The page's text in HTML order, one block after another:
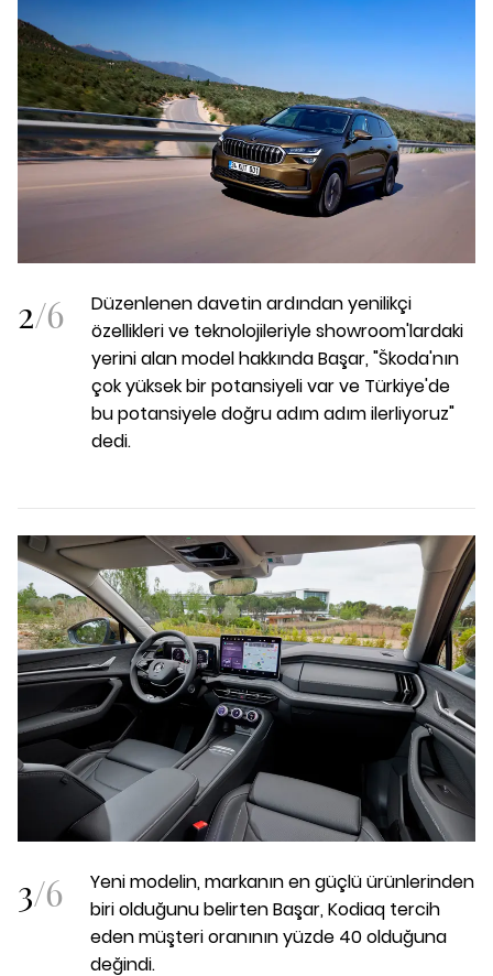
2/6
Düzenlenen davetin ardından yenilikçi
özellikleri ve teknolojileriyle showroom'lardaki
yerini alan model hakkında Başar, "Škoda'nın
çok yüksek bir potansiyeli var ve Türkiye'de
bu potansiyele doğru adım adım ilerliyoruz"
dedi.
3/6
Yeni modelin, markanın en güçlü ürünlerinden
biri olduğunu belirten Başar, Kodiaq tercih
eden müşteri oranının yüzde 40 olduğuna
değindi.